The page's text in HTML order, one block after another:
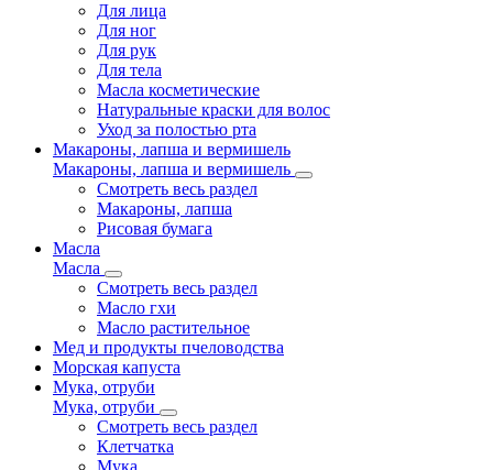
Для лица
Для ног
Для рук
Для тела
Масла косметические
Натуральные краски для волос
Уход за полостью рта
Макароны, лапша и вермишель
Макароны, лапша и вермишель
Смотреть весь раздел
Макароны, лапша
Рисовая бумага
Масла
Масла
Смотреть весь раздел
Масло гхи
Масло растительное
Мед и продукты пчеловодства
Морская капуста
Мука, отруби
Мука, отруби
Смотреть весь раздел
Клетчатка
Мука